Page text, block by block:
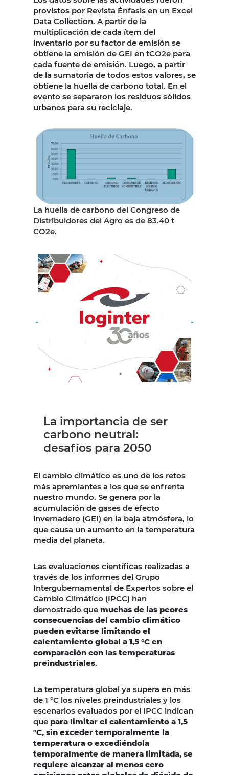
provistos por Revista Énfasis en un Excel
Data Collection. A partir de la
multiplicación de cada ítem del
inventario por su factor de emisión se
obtiene la emisión de GEI en tCO2e para
cada fuente de emisión. Luego, a partir
de la sumatoria de todos estos valores, se
obtiene la huella de carbono total. En el
evento se separaron los residuos sólidos
urbanos para su reciclaje.
La huella de carbono del Congreso de
Distribuidores del Agro es de 83.40 t
CO2e.
La importancia de ser
carbono neutral:
desafíos para 2050
El cambio climático es uno de los retos
más apremiantes a los que se enfrenta
nuestro mundo. Se genera por la
acumulación de gases de efecto
invernadero (GEI) en la baja atmósfera, lo
que causa un aumento en la temperatura
media del planeta.
Las evaluaciones científicas realizadas a
través de los informes del Grupo
Intergubernamental de Expertos sobre el
Cambio Climático (IPCC) han
demostrado que muchas de las peores
consecuencias del cambio climático
pueden evitarse limitando el
calentamiento global a 1,5 °C en
comparación con las temperaturas
preindustriales.
La temperatura global ya supera en más
de 1 °C los niveles preindustriales y los
escenarios evaluados por el IPCC indican
que para limitar el calentamiento a 1,5
°C, sin exceder temporalmente la
temperatura o excediéndola
temporalmente de manera limitada, se
requiere alcanzar al menos cero